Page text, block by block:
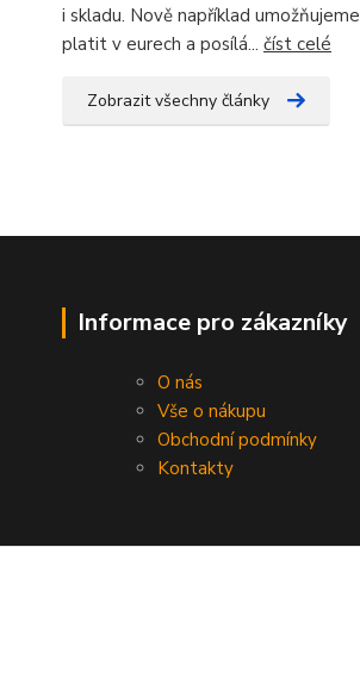
i skladu. Nově například umožňujeme
platit v eurech a posílá... číst celé
Zobrazit všechny články
Informace pro zákazníky
O nás
Vše o nákupu
Obchodní podmínky
Kontakty